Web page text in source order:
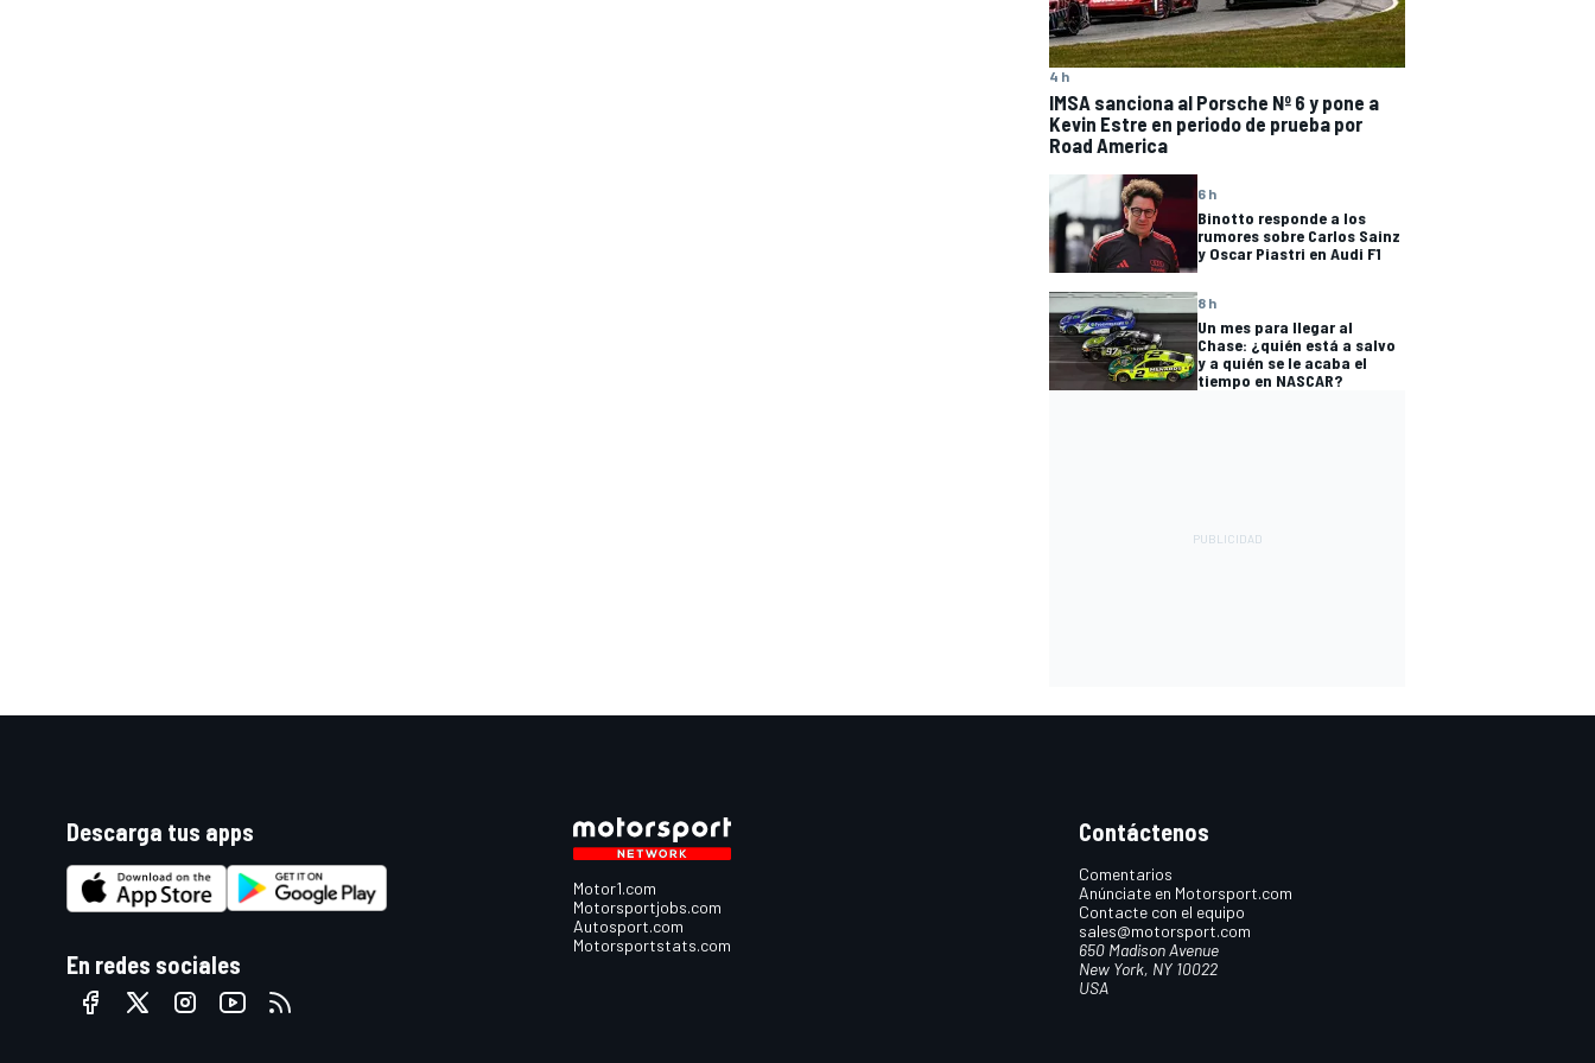
4 h
IMSA sanciona al Porsche Nº 6 y pone a
Kevin Estre en periodo de prueba por
Road America
6 h
Binotto responde a los
rumores sobre Carlos Sainz
y Oscar Piastri en Audi F1
8 h
Un mes para llegar al
Chase: ¿quién está a salvo
y a quién se le acaba el
tiempo en NASCAR?
Descarga tus apps
En redes sociales
Motor1.com
Motorsportjobs.com
Autosport.com
Motorsportstats.com
Contáctenos
Comentarios
Anúnciate en Motorsport.com
Contacte con el equipo
sales@motorsport.com
650 Madison Avenue
New York, NY 10022
USA